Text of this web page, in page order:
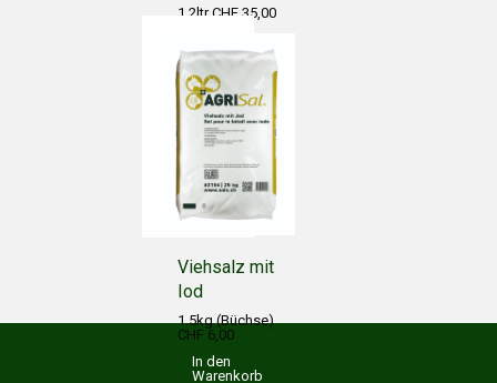
1.2ltr CHF 35,00
10ltr CHF
230,00
In den
Warenkorb
Viehsalz mit
Iod
1.5kg (Büchse)
CHF 6,00
In den
Warenkorb